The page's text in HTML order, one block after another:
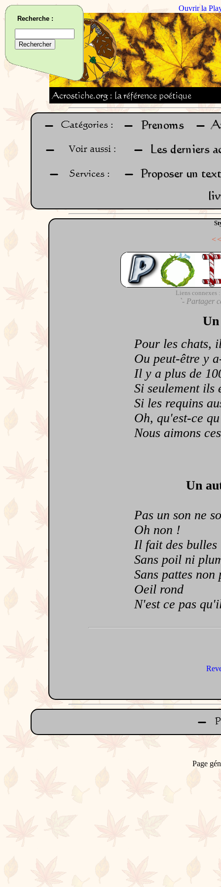
Ouvrir la
Liens connexes :
`- Partager
Pour les chats,
Ou peut-être y
Il y a plus de
Si seulement ils
Si les requins
Oh, qu'est-ce
Nous aimons ces
Un
Pas un son ne
Oh non !
Il fait des bulles
Sans poil ni
Sans pattes non
Oeil rond
N'est ce pas
Recherche :
Page